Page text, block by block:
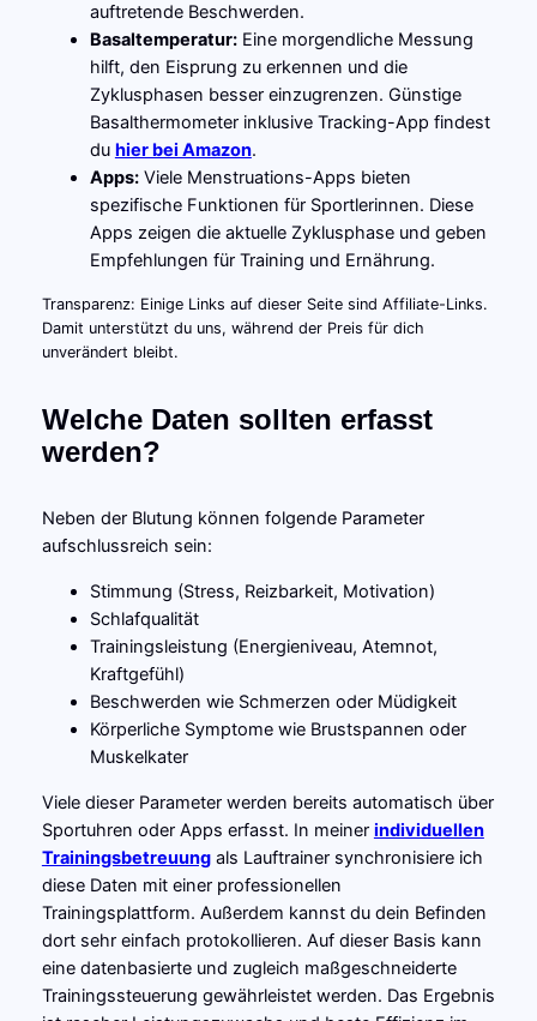
auftretende Beschwerden.
Basaltemperatur:Eine morgendliche Messung
hilft, den Eisprung zu erkennen und die
Zyklusphasen besser einzugrenzen. Günstige
Basalthermometer inklusive Tracking-App findest
du hier bei Amazon.
Apps:Viele Menstruations-Apps bieten
spezifische Funktionen für Sportlerinnen. Diese
Apps zeigen die aktuelle Zyklusphase und geben
Empfehlungen für Training und Ernährung.
Transparenz: Einige Links auf dieser Seite sind Affiliate-Links.
Damit unterstützt du uns, während der Preis für dich
unverändert bleibt.
Welche Daten sollten erfasst
werden?
Neben der Blutung können folgende Parameter
aufschlussreich sein:
Stimmung (Stress, Reizbarkeit, Motivation)
Schlafqualität
Trainingsleistung (Energieniveau, Atemnot,
Kraftgefühl)
Beschwerden wie Schmerzen oder Müdigkeit
Körperliche Symptome wie Brustspannen oder
Muskelkater
Viele dieser Parameter werden bereits automatisch über
Sportuhren oder Apps erfasst. In meiner individuellen
Trainingsbetreuungals Lauftrainer synchronisiere ich
diese Daten mit einer professionellen
Trainingsplattform. Außerdem kannst du dein Befinden
dort sehr einfach protokollieren. Auf dieser Basis kann
eine datenbasierte und zugleich maßgeschneiderte
Trainingssteuerung gewährleistet werden. Das Ergebnis